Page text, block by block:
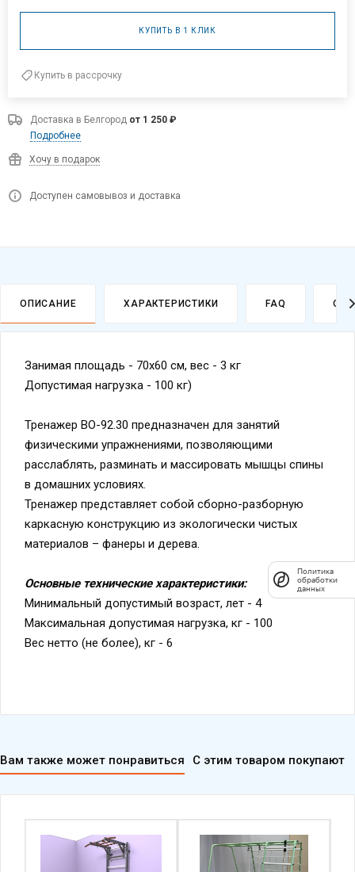
КУПИТЬ В 1 КЛИК
Купить в рассрочку
Доставка в Белгород от 1 250 ₽
Подробнее
Хочу в подарок
Доступен самовывоз и доставка
ОПИСАНИЕ ХАРАКТЕРИСТИКИ FAQ
Занимая площадь - 70х60 см, вес - 3 кг
Допустимая нагрузка - 100 кг)
Тренажер ВО-92.30 предназначен для занятий
физическими упражнениями, позволяющими
расслаблять, разминать и массировать мышцы спины
в домашних условиях.
Тренажер представляет собой сборно-разборную
каркасную конструкцию из экологически чистых
материалов – фанеры и дерева.
Основные технические характеристики:
Минимальный допустимый возраст, лет - 4
Максимальная допустимая нагрузка, кг - 100
Вес нетто (не более), кг - 6
Вам также может понравиться С этим товаром покупают
Политика
обработки
данных